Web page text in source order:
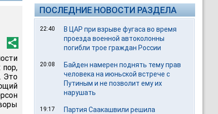
пор,
Это
ПОСЛЕДНИЕ НОВОСТИ РАЗДЕЛА
22:40
В ЦАР при взрыве фугаса во время
проезда военной автоколонны
погибли трое граждан России
20:08
Байден намерен поднять тему прав
человека на июньской встрече с
Путиным и не позволит ему их
нарушать
19:17
Партия Саакашвили решила